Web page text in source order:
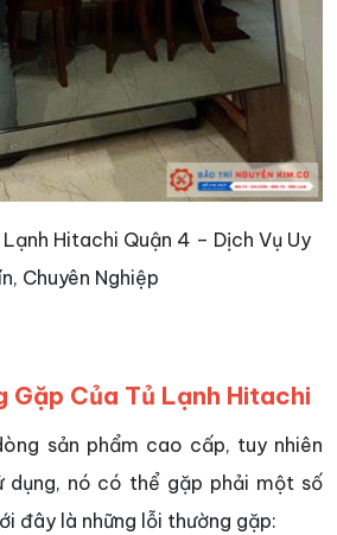
Hitachi Quận 4 – Dịch Vụ Uy
Chuyên Nghiệp
Gặp Của Tủ Lạnh Hitachi
sản phẩm cao cấp, tuy nhiên
dụng, nó có thể gặp phải một số
đây là những lỗi thường gặp: